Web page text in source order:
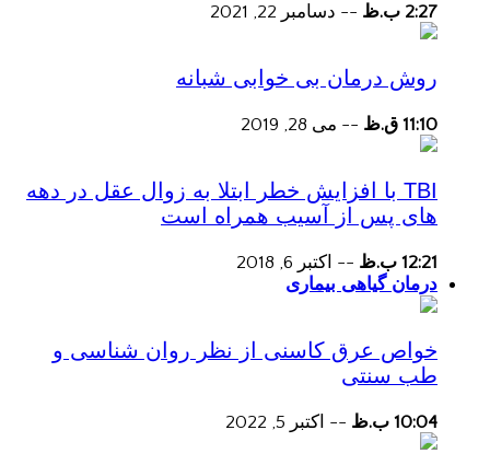
2:27 ب.ظ -- دسامبر 22, 2021
روش درمان بی خوابی شبانه
11:10 ق.ظ -- می 28, 2019
TBI با افزایش خطر ابتلا به زوال عقل در دهه
های پس از آسیب همراه است
12:21 ب.ظ -- اکتبر 6, 2018
درمان گیاهی بیماری
خواص عرق کاسنی از نظر روان شناسی و
طب سنتی
10:04 ب.ظ -- اکتبر 5, 2022